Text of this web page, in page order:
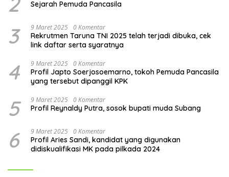
Sejarah Pemuda Pancasila
3 9 Maret 2025 0 Komentar
Rekrutmen Taruna TNI 2025 telah terjadi dibuka, cek
link daftar serta syaratnya
4 9 Maret 2025 0 Komentar
Profil Japto Soerjosoemarno, tokoh Pemuda Pancasila
yang tersebut dipanggil KPK
5 9 Maret 2025 0 Komentar
Profil Reynaldy Putra, sosok bupati muda Subang
6 9 Maret 2025 0 Komentar
Profil Aries Sandi, kandidat yang digunakan
didiskualifikasi MK pada pilkada 2024